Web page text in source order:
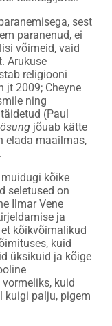
sest
paranenud, ei
võimeid, vaid
Arukuse
religiooni
jt 2009; Cheyne
ning
(Paul
jõuab kätte
elada maailmas,
kõike
seletused on
Ilmar Vene
ja
kõikvõimalikud
kuid
üksikuid ja kõige
kuid
kuigi palju, pigem